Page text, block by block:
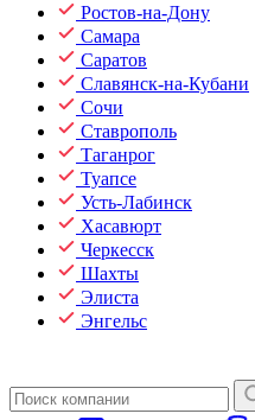
Ростов-на-Дону
Самара
Саратов
Славянск-на-Кубани
Сочи
Ставрополь
Таганрог
Туапсе
Усть-Лабинск
Хасавюрт
Черкесск
Шахты
Элиста
Энгельс